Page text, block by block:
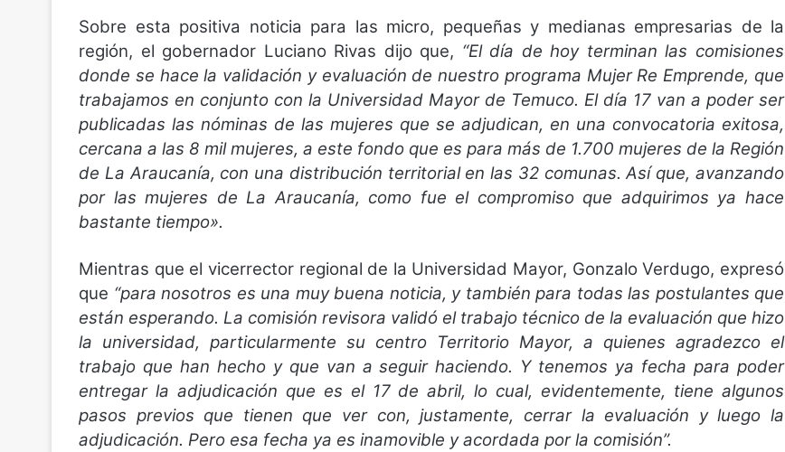
Sobre esta positiva noticia para las micro, pequeñas y medianas empresarias de la
región, el gobernador Luciano Rivas dijo que, “El día de hoy terminan las comisiones
donde se hace la validación y evaluación de nuestro programa Mujer Re Emprende, que
trabajamos en conjunto con la Universidad Mayor de Temuco. El día 17 van a poder ser
publicadas las nóminas de las mujeres que se adjudican, en una convocatoria exitosa,
cercana a las 8 mil mujeres, a este fondo que es para más de 1.700 mujeres de la Región
de La Araucanía, con una distribución territorial en las 32 comunas. Así que, avanzando
por las mujeres de La Araucanía, como fue el compromiso que adquirimos ya hace
bastante tiempo».
Mientras que el vicerrector regional de la Universidad Mayor, Gonzalo Verdugo, expresó
que “para nosotros es una muy buena noticia, y también para todas las postulantes que
están esperando. La comisión revisora validó el trabajo técnico de la evaluación que hizo
la universidad, particularmente su centro Territorio Mayor, a quienes agradezco el
trabajo que han hecho y que van a seguir haciendo. Y tenemos ya fecha para poder
entregar la adjudicación que es el 17 de abril, lo cual, evidentemente, tiene algunos
pasos previos que tienen que ver con, justamente, cerrar la evaluación y luego la
adjudicación. Pero esa fecha ya es inamovible y acordada por la comisión”.